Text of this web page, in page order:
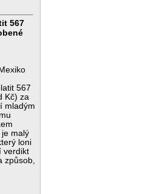
567
567
Kč) za
mladým
malý
loni
verdikt
způsob,